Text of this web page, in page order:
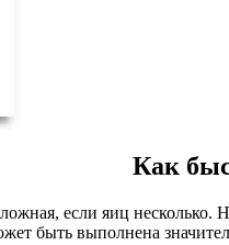
Как
если яиц
быть выполнена